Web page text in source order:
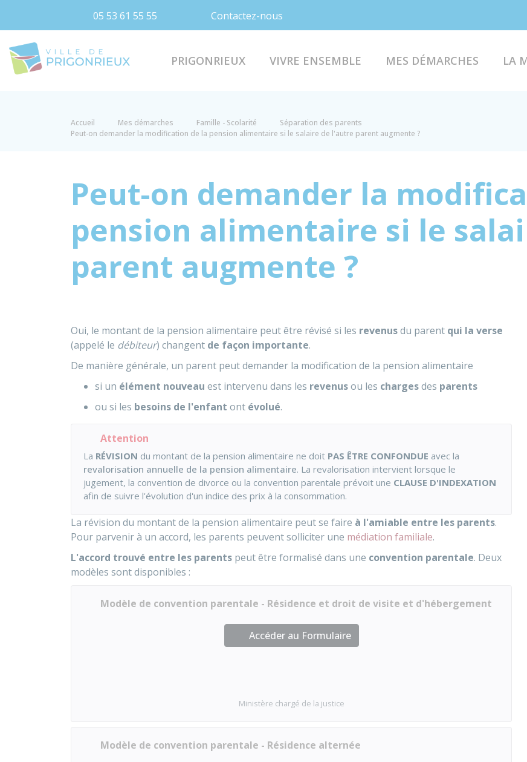
05 53 61 55 55 Contactez-nous
PRIGONRIEUX VIVRE ENSEMBLE MES DÉMARCHES LA
Accueil Mes démarches Famille - Scolarité
Séparation des parents
Peut-on demander la modification de la pension alimentaire si le salaire de l'autre parent augmente ?
Peut-on demander la
pension alimentaire si le
parent augmente ?
Oui, le montant de la pension alimentaire peut être révisé si les revenusdu parent qui la verse
(appelé le débiteur) changent de façon importante.
De manière générale, un parent peut demander la modification de la pension alimentaire
si un élément nouveau est intervenu dans les revenusou les chargesdes parents
ou si les besoins de l'enfant ont évolué.
Attention
La RÉVISION du montant de la pension alimentaire ne doit PAS ÊTRE CONFONDUE avec la
revalorisation annuelle de la pension alimentaire. La revalorisation intervient lorsque le
jugement, la convention de divorce ou la convention parentale prévoit une CLAUSE D'INDEXATION
afin de suivre l'évolution d'un indice des prix à la consommation.
La révision du montant de la pension alimentaire peut se faire à l'amiable entre les parents.
Pour parvenir à un accord, les parents peuvent solliciter une médiation familiale.
L'accord trouvé entre les parents peut être formalisé dans une convention parentale. Deux
modèles sont disponibles :
Modèle de convention parentale - Résidence et droit de visite et d'hébergement
Accéder au Formulaire
Ministère chargé de la justice
Modèle de convention parentale - Résidence alternée